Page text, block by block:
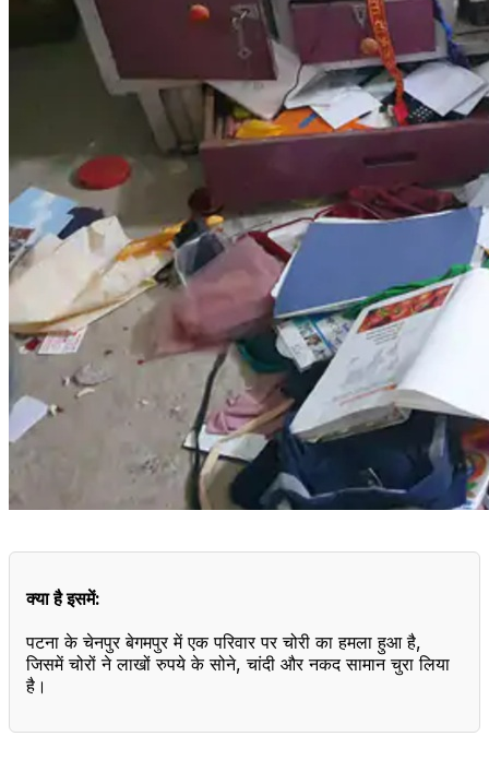
क्या है इसमें:
पटना के चेनपुर बेगमपुर में एक परिवार पर चोरी का हमला हुआ है,
जिसमें चोरों ने लाखों रुपये के सोने, चांदी और नकद सामान चुरा लिया
है।